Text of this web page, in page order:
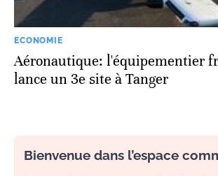
ECONOMIE
Aéronautique: l'équipementier
lance un 3e site à Tanger
Bienvenue dans l’espace